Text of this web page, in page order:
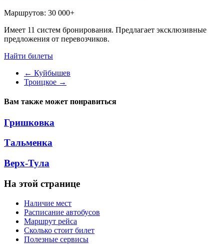
Маршрутов: 30 000+
Имеет 11 систем бронирования. Предлагает эксклюзивные
предложения от перевозчиков.
Найти билеты
← Куйбышев
Троицкое →
Вам также может понравиться
Гришковка
Тальменка
Верх-Тула
На этой странице
Наличие мест
Расписание автобусов
Маршрут рейса
Сколько стоит билет
Полезные сервисы